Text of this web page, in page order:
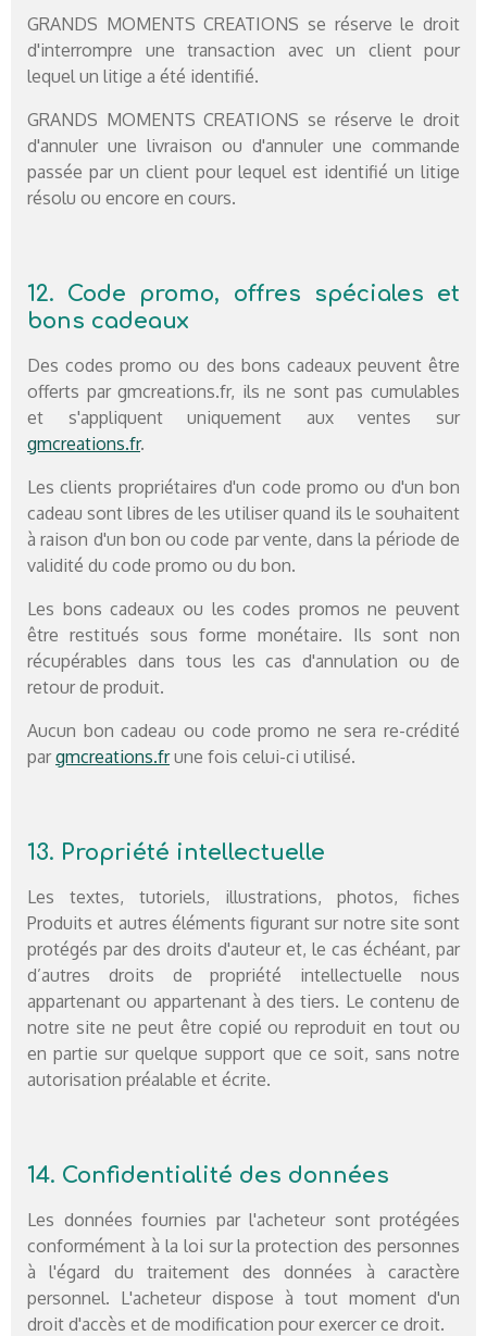
GRANDS MOMENTS CREATIONS se réserve le droit
d'interrompre une transaction avec un client pour
lequel un litige a été identifié.
GRANDS MOMENTS CREATIONS se réserve le droit
d'annuler une livraison ou d'annuler une commande
passée par un client pour lequel est identifié un litige
résolu ou encore en cours.
12. Code promo, offres spéciales et
bons cadeaux
Des codes promo ou des bons cadeaux peuvent être
offerts par gmcreations.fr, ils ne sont pas cumulables
et s'appliquent uniquement aux ventes sur
gmcreations.fr.
Les clients propriétaires d'un code promo ou d'un bon
cadeau sont libres de les utiliser quand ils le souhaitent
à raison d'un bon ou code par vente, dans la période de
validité du code promo ou du bon.
Les bons cadeaux ou les codes promos ne peuvent
être restitués sous forme monétaire. Ils sont non
récupérables dans tous les cas d'annulation ou de
retour de produit.
Aucun bon cadeau ou code promo ne sera re-crédité
pargmcreations.frune fois celui-ci utilisé.
13. Propriété intellectuelle
Les textes, tutoriels, illustrations, photos, fiches
Produits et autres éléments figurant sur notre site sont
protégés par des droits d'auteur et, le cas échéant, par
d’autres droits de propriété intellectuelle nous
appartenant ou appartenant à des tiers. Le contenu de
notre site ne peut être copié ou reproduit en tout ou
en partie sur quelque support que ce soit, sans notre
autorisation préalable et écrite.
14. Confidentialité des données
Les données fournies par l'acheteur sont protégées
conformément à la loi sur la protection des personnes
à l'égard du traitement des données à caractère
personnel. L'acheteur dispose à tout moment d'un
droit d'accès et de modification pour exercer ce droit.